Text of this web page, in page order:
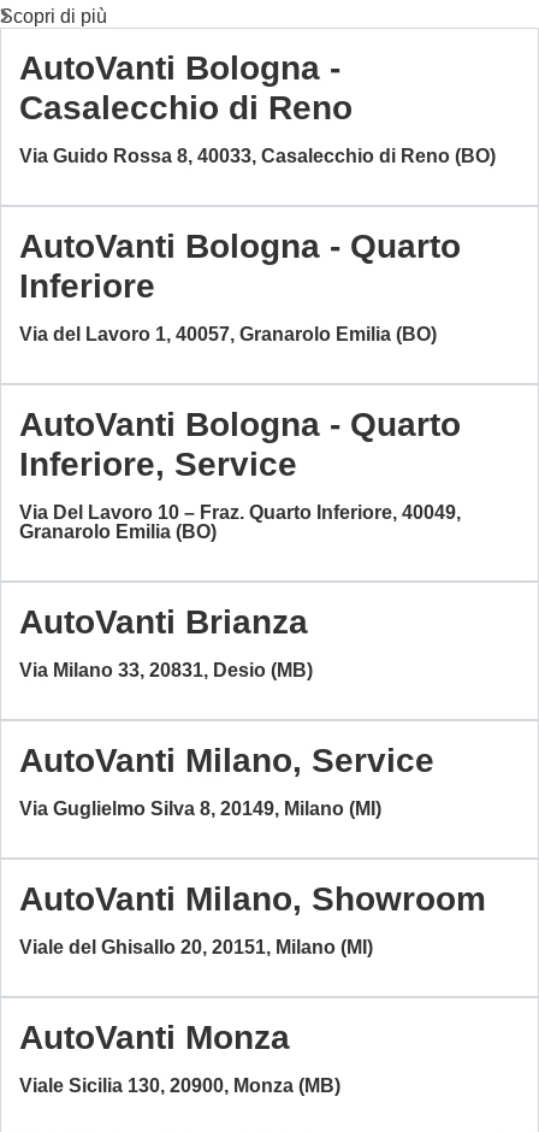
Scopri di più
AutoVanti Bologna -
Casalecchio di Reno
Via Guido Rossa 8, 40033, Casalecchio di Reno (BO)
AutoVanti Bologna - Quarto
Inferiore
Via del Lavoro 1, 40057, Granarolo Emilia (BO)
AutoVanti Bologna - Quarto
Inferiore, Service
Via Del Lavoro 10 – Fraz. Quarto Inferiore, 40049,
Granarolo Emilia (BO)
AutoVanti Brianza
Via Milano 33, 20831, Desio (MB)
AutoVanti Milano, Service
Via Guglielmo Silva 8, 20149, Milano (MI)
AutoVanti Milano, Showroom
Viale del Ghisallo 20, 20151, Milano (MI)
AutoVanti Monza
Viale Sicilia 130, 20900, Monza (MB)